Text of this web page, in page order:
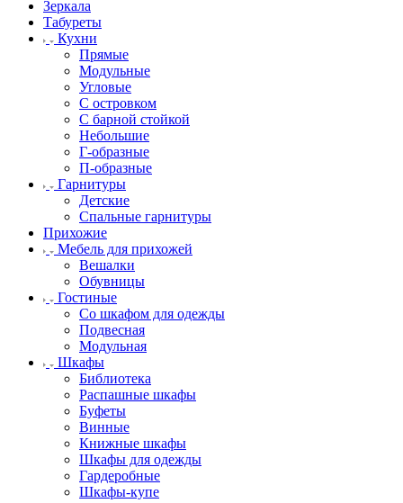
Зеркала
Табуреты
Кухни
Прямые
Модульные
Угловые
С островком
С барной стойкой
Небольшие
Г-образные
П-образные
Гарнитуры
Детские
Спальные гарнитуры
Прихожие
Мебель для прихожей
Вешалки
Обувницы
Гостиные
Со шкафом для одежды
Подвесная
Модульная
Шкафы
Библиотека
Распашные шкафы
Буфеты
Винные
Книжные шкафы
Шкафы для одежды
Гардеробные
Шкафы-купе